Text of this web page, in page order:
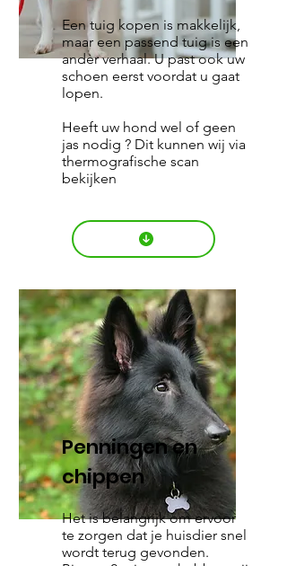
Een tuig kopen is makkelijk,
maar een passend tuig is een
ander verhaal. U past ook uw
schoen eerst voordat u gaat
lopen.
Heeft uw hond wel of geen
jas nodig ? Dit kunnen wij via
thermografische scan
bekijken
Penningen en
chippen
Het is belangrijk om ervoor
te zorgen dat je huisdier snel
wordt terug gevonden.